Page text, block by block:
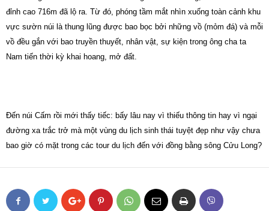
đỉnh cao 716m đã lộ ra. Từ đó, phóng tầm mắt nhìn xuống toàn cảnh khu
vực sườn núi là thung lũng được bao bọc bởi những vồ (mỏm đá) và mỗi
vồ đều gắn với bao truyền thuyết, nhân vật, sự kiện trong ông cha ta
Nam tiến thời kỳ khai hoang, mở đất.
Đến núi Cấm rồi mới thấy tiếc: bấy lâu nay vì thiếu thông tin hay vì ngại
đường xa trắc trở mà một vùng du lịch sinh thái tuyệt đẹp như vậy chưa
bao giờ có mặt trong các tour du lịch đến với đồng bằng sông Cửu Long?